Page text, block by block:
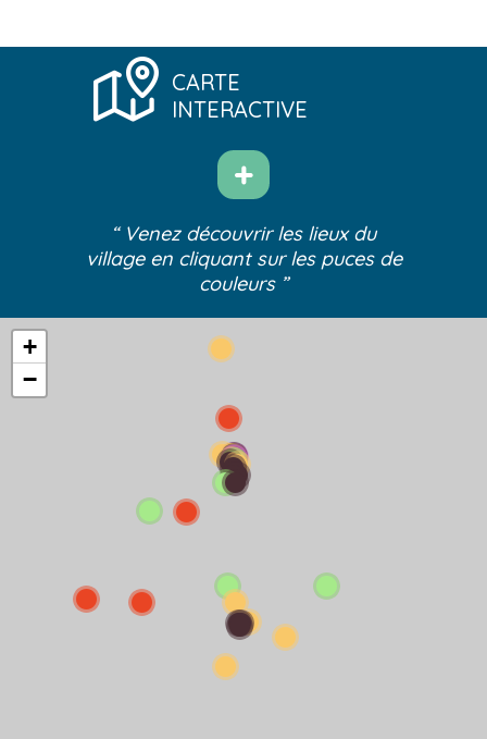
CARTE
INTERACTIVE
“ Venez découvrir les lieux du
village en cliquant sur les puces de
couleurs ”
+
−